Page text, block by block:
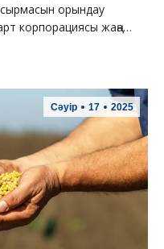
орындау
корпорациясы жаңа…
Сәуір 17 2025